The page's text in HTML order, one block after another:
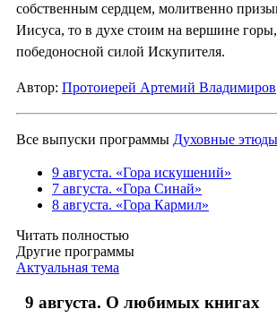
собственным сердцем, молитвенно
Иисуса, то в духе стоим на вершине
победоносной силой Искупителя.
Автор: Протоиерей Артемий Владимиров
Все выпуски программы Духовные этюды
9 августа. «Гора искушений»
7 августа. «Гора Синай»
8 августа. «Гора Кармил»
Читать полностью
Другие программы
Актуальная тема
9 августа. О любимых книгах